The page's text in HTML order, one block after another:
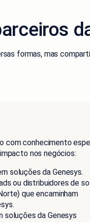
formas, mas
com conhecimento
nos negócios:
soluções da Genesys.
ou distribuidores de
que encaminham
soluções da Genesys